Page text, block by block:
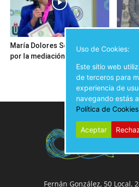
María Dolores Seijo trabaja
por la mediación en Galicia
Ansel
una
Fernán González, 50 Local,
Uso de Cookies:
Este sitio web
de terceros para
experiencia de
navegando estás
Política de Cookies
Aceptar